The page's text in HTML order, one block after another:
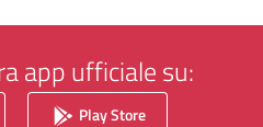
app ufficiale su:
Play Store